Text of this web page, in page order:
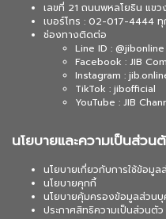
เลขที่ 21 ถนนพหลโยธิน แข
เบอร์โทร : 02-017-4444
ช่องทางติดต่อ
Line ID : @jibonline
Facebook : JIB
Instagram :
TikTok : jibofficial
YouTube : JIB
นโยบายและความเป็นส่วน
นโยบายเกี่ยวกับการใช้ข้อมู
นโยบายคุกกี้
นโยบายคุ้มครองข้อมูลส่วน
ประกาศสิทธิความเป็นส่วนตั